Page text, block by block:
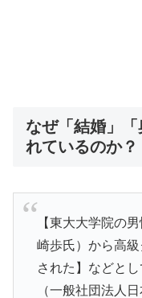
なぜ「結婚」
れているのか？
【東大大学院の
崎歩氏）から高
された】などと
（一般社団法人